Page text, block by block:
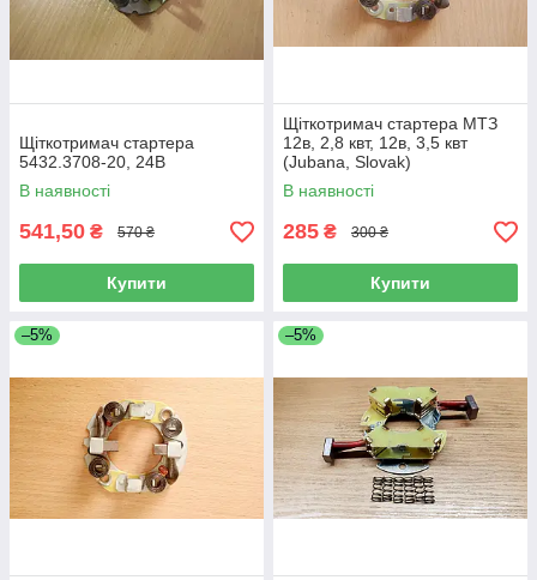
Щіткотримач стартера
5432.3708-20, 24В
В наявності
541,50 ₴ 570 ₴
Купити
Щіткотримач стартера МТЗ
12в, 2,8 квт, 12в, 3,5 квт
(Jubana, Slovak)
В наявності
285 ₴ 300 ₴
Купити
–5% –5%